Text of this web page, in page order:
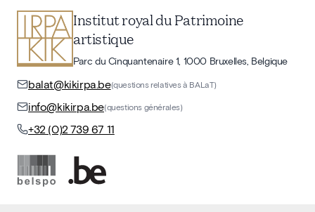
Institut royal du Patrimoine
artistique
Parc du Cinquantenaire 1, 1000 Bruxelles, Belgique
balat@kikirpa.be(questions relatives à BALaT)
info@kikirpa.be(questions générales)
+32 (0)2 739 67 11